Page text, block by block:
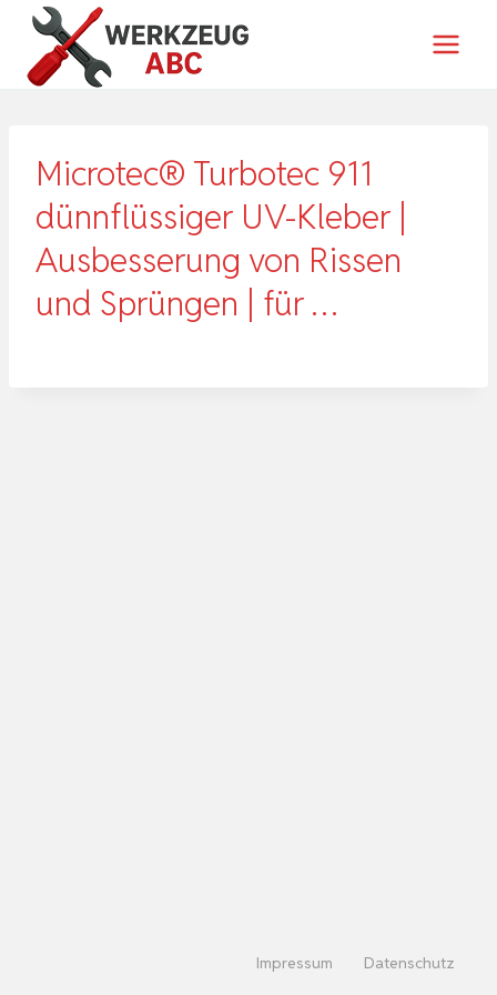
Zum
Inhalt
springen
Microtec® Turbotec 911
dünnflüssiger UV-Kleber |
Ausbesserung von Rissen
und Sprüngen | für …
Impressum Datenschutz